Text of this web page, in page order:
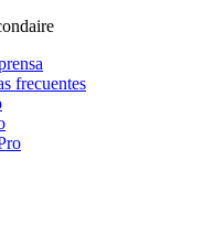
frecuentes